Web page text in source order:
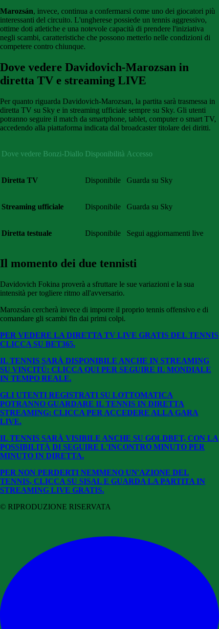
Marozsán, invece, continua a confermarsi come uno dei giocatori più
interessanti del circuito. L'ungherese possiede un tennis aggressivo,
ottime doti atletiche e una notevole capacità di prendere l'iniziativa
negli scambi, caratteristiche che possono metterlo nelle condizioni di
competere contro chiunque.
Dove vedere Davidovich-Marozsan in
diretta TV e streaming LIVE
Per quanto riguarda Davidovich-Marozsan, la partita sarà trasmessa in
diretta TV su Sky e in streaming ufficiale sempre su Sky. Gli utenti
potranno seguire il match da smartphone, tablet, computer o smart TV,
accedendo alla piattaforma indicata dal broadcaster titolare dei diritti.
Dove vedere Bonzi-Diallo Disponibilità Accesso
Diretta TV Disponibile Guarda su Sky
Streaming ufficiale Disponibile Guarda su Sky
Diretta testuale Disponibile Segui aggiornamenti live
Il momento dei due tennisti
Davidovich Fokina proverà a sfruttare le sue variazioni e la sua
intensità per togliere ritmo all'avversario.
Marozsán cercherà invece di imporre il proprio tennis offensivo e di
comandare gli scambi fin dai primi colpi.
PER VEDERE LA DIRETTA TV LIVE GRATIS DEL TENNIS
CLICCA SU BET365.
IL TENNIS SARÀ DISPONIBILE ANCHE IN STREAMING
SU VINCITÙ: CLICCA QUI PER SEGUIRE IL MONDIALE
IN TEMPO REALE.
GLI UTENTI REGISTRATI SU LOTTOMATICA
POTRANNO GUARDARE IL TENNIS IN DIRETTA
STREAMING: CLICCA PER ACCEDERE ALLA GARA
LIVE.
IL TENNIS SARÀ VISIBILE ANCHE SU GOLDBET, CON LA
POSSIBILITÀ DI SEGUIRE L'INCONTRO MINUTO PER
MINUTO IN DIRETTA.
PER NON PERDERTI NEMMENO UN'AZIONE DEL
TENNIS, CLICCA SU SISAL E GUARDA LA PARTITA IN
STREAMING LIVE GRATIS.
© RIPRODUZIONE RISERVATA